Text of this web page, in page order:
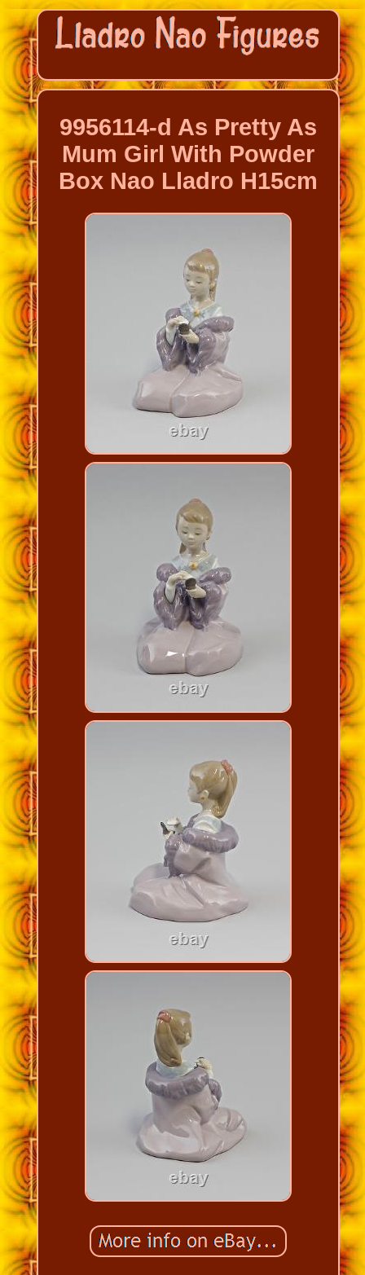
9956114-d As Pretty As
Mum Girl With Powder
Box Nao Lladro H15cm